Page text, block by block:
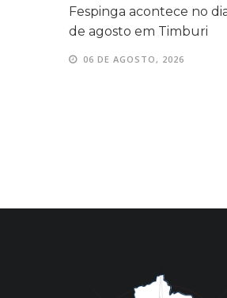
Fespinga acontece no
de agosto em Timburi
06 DE AGOSTO, 2026